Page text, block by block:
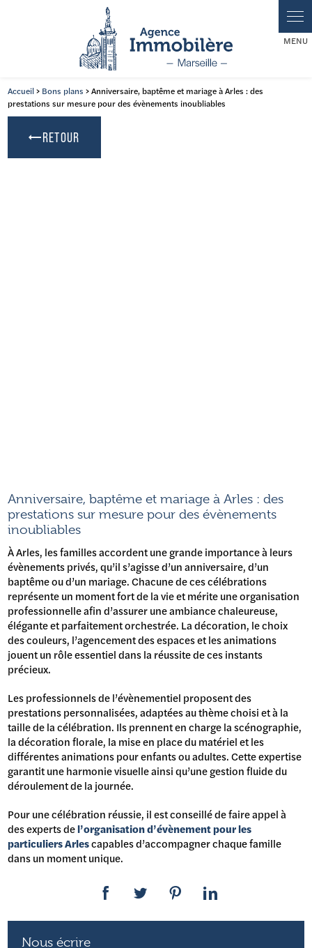
Accueil> Bons plans > Anniversaire, baptême et mariage à Arles : des
prestations sur mesure pour des évènements inoubliables
RETOUR
Anniversaire, baptême et mariage à Arles : des
prestations sur mesure pour des évènements
inoubliables
À Arles, les familles accordent une grande importance à leurs
évènements privés, qu’il s’agisse d’un anniversaire, d’un
baptême ou d’un mariage. Chacune de ces célébrations
représente un moment fort de la vie et mérite une organisation
professionnelle afin d’assurer une ambiance chaleureuse,
élégante et parfaitement orchestrée. La décoration, le choix
des couleurs, l’agencement des espaces et les animations
jouent un rôle essentiel dans la réussite de ces instants
précieux.
Les professionnels de l’évènementiel proposent des
prestations personnalisées, adaptées au thème choisi et à la
taille de la célébration. Ils prennent en charge la scénographie,
la décoration florale, la mise en place du matériel et les
différentes animations pour enfants ou adultes. Cette expertise
garantit une harmonie visuelle ainsi qu’une gestion fluide du
déroulement de la journée.
Pour une célébration réussie, il est conseillé de faire appel à
des experts del’organisation d’évènement pour les
particuliers Arlescapables d’accompagner chaque famille
dans un moment unique.
Nous écrire
Panneau de gestion des cookies